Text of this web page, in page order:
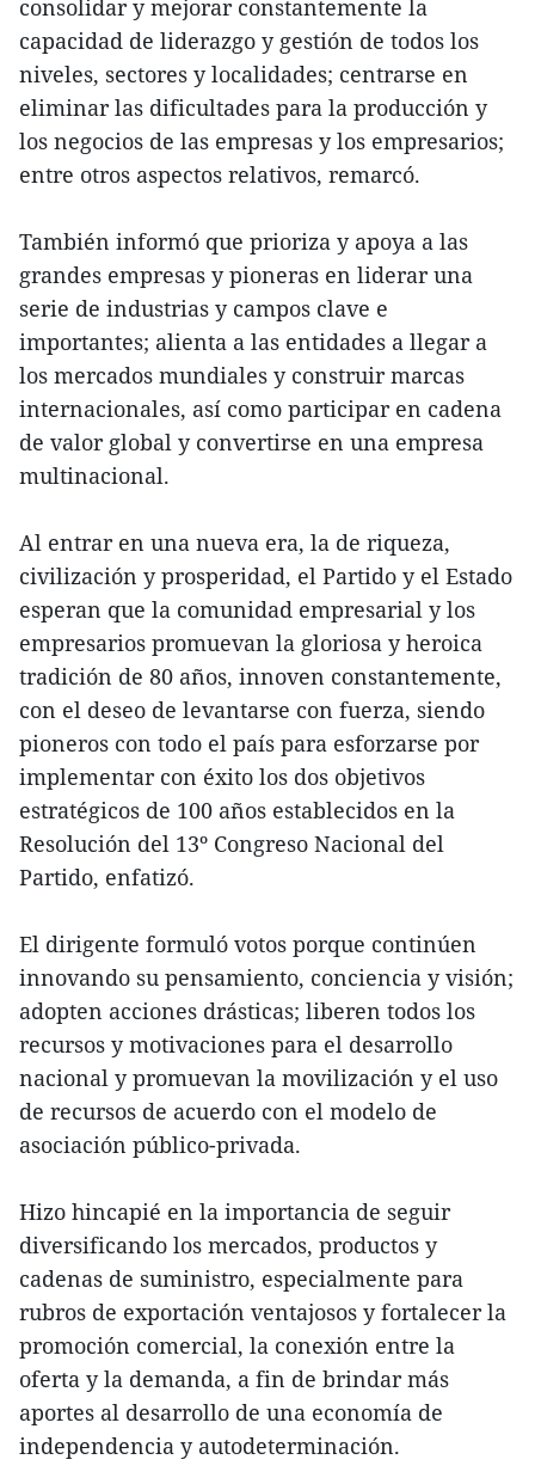
consolidar y mejorar constantemente la
capacidad de liderazgo y gestión de todos los
niveles, sectores y localidades; centrarse en
eliminar las dificultades para la producción y
los negocios de las empresas y los empresarios;
entre otros aspectos relativos, remarcó.
También informó que prioriza y apoya a las
grandes empresas y pioneras en liderar una
serie de industrias y campos clave e
importantes; alienta a las entidades a llegar a
los mercados mundiales y construir marcas
internacionales, así como participar en cadena
de valor global y convertirse en una empresa
multinacional.
Al entrar en una nueva era, la de riqueza,
civilización y prosperidad, el Partido y el Estado
esperan que la comunidad empresarial y los
empresarios promuevan la gloriosa y heroica
tradición de 80 años, innoven constantemente,
con el deseo de levantarse con fuerza, siendo
pioneros con todo el país para esforzarse por
implementar con éxito los dos objetivos
estratégicos de 100 años establecidos en la
Resolución del 13º Congreso Nacional del
Partido, enfatizó.
El dirigente formuló votos porque continúen
innovando su pensamiento, conciencia y visión;
adopten acciones drásticas; liberen todos los
recursos y motivaciones para el desarrollo
nacional y promuevan la movilización y el uso
de recursos de acuerdo con el modelo de
asociación público-privada.
Hizo hincapié en la importancia de seguir
diversificando los mercados, productos y
cadenas de suministro, especialmente para
rubros de exportación ventajosos y fortalecer la
promoción comercial, la conexión entre la
oferta y la demanda, a fin de brindar más
aportes al desarrollo de una economía de
independencia y autodeterminación.